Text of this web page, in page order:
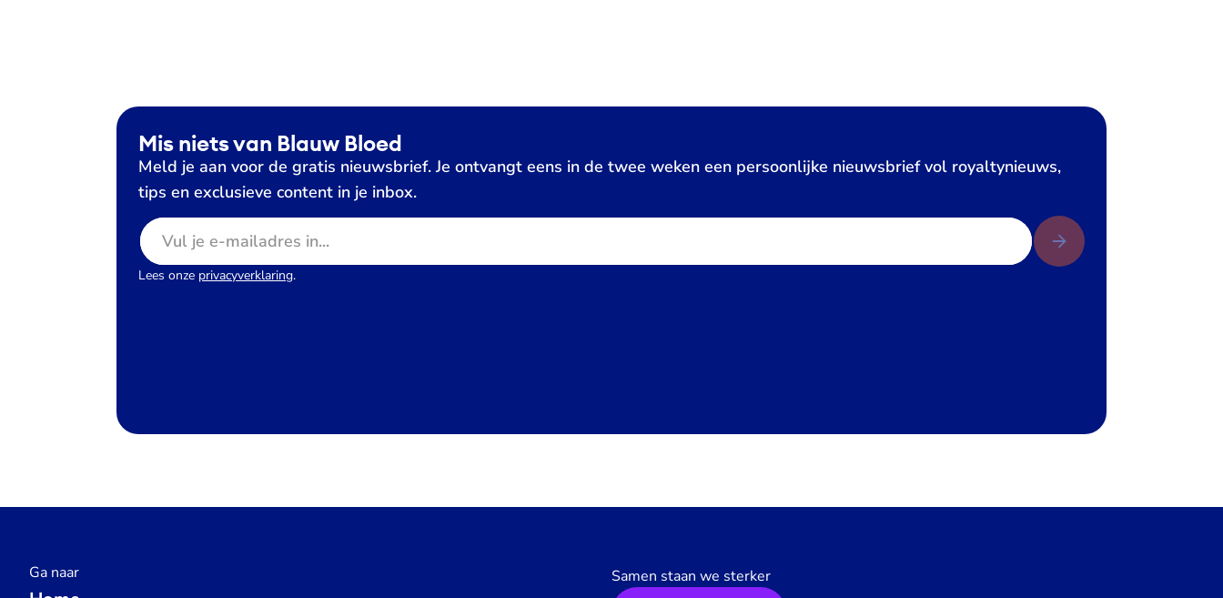
Mis niets van Blauw Bloed
Meld je aan voor de gratis nieuwsbrief. Je ontvangt eens in de twee weken een persoonlijke nieuwsbrief vol royaltynieuws,
tips en exclusieve content in je inbox.
E-mailadres
Lees onze privacyverklaring.
Ga naar Samen staan we sterker